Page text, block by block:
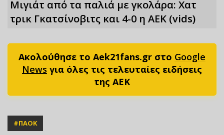
Μιγιάτ από τα παλιά με γκολάρα: Χατ
τρικ Γκατσίνοβιτς και 4-0 η ΑΕΚ (vids)
Ακολούθησε το Aek21fans.gr στο Google
News για όλες τις τελευταίες ειδήσεις
της ΑΕΚ
#ΠΑΟΚ